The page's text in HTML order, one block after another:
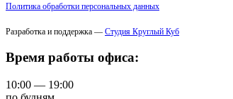
Политика обработки персональных данных
Разработка и поддержка — Студия Круглый Куб
Время работы офиса:
10:00 — 19:00